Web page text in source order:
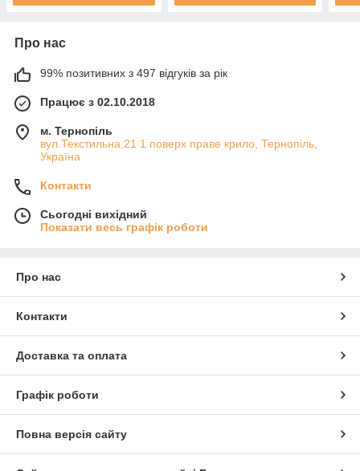
Про нас
99% позитивних з 497 відгуків за рік
Працює з 02.10.2018
м. Тернопіль
вул.Текстильна,21 1 поверх праве крило, Тернопіль,
Україна
Контакти
Сьогодні вихідний
Показати весь графік роботи
Про нас
Контакти
Доставка та оплата
Графік роботи
Повна версія сайту